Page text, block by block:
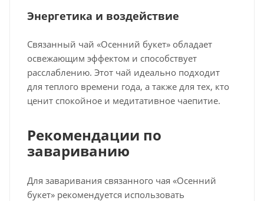
Энергетика и воздействие
Связанный чай «Осенний букет» обладает
освежающим эффектом и способствует
расслаблению. Этот чай идеально подходит
для теплого времени года, а также для тех, кто
ценит спокойное и медитативное чаепитие.
Рекомендации по
завариванию
Для заваривания связанного чая «Осенний
букет» рекомендуется использовать